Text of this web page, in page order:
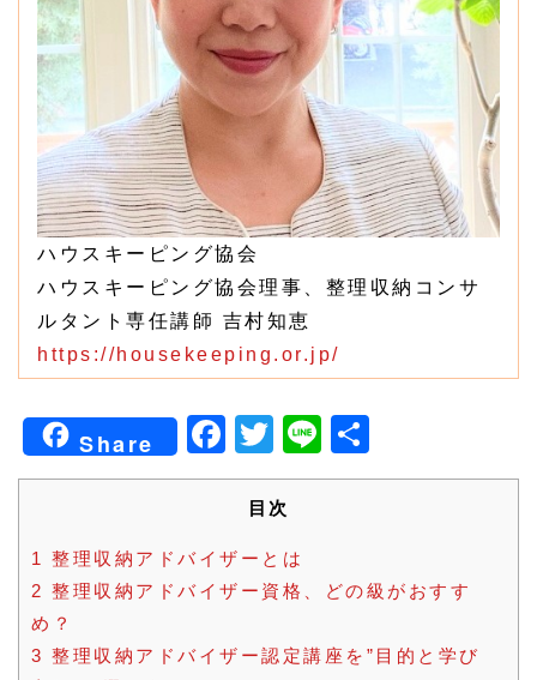
ハウスキーピング協会
ハウスキーピング協会理事、整理収納コンサ
ルタント専任講師 吉村知恵
https://housekeeping.or.jp/
Share Facebook
Twitter
Line
有
目次
1 整理収納アドバイザーとは
2 整理収納アドバイザー資格、どの級がおすす
め？
3 整理収納アドバイザー認定講座を”目的と学び